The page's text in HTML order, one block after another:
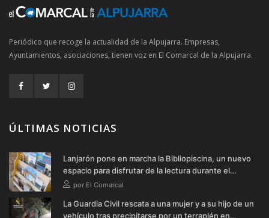
Periódico que recoge la actualidad de la Alpujarra. Empresas,
Ayuntamientos, asociaciones, tienen voz en El Comarcal de la Alpujarra.
ÚLTIMAS NOTICIAS
Lanjarón pone en marcha la Bibliopiscina, un nuevo
espacio para disfrutar de la lectura durante el
verano
por El Comarcal
La Guardia Civil rescata a una mujer y a su hijo de un
vehículo tras precipitarse por un terraplén en